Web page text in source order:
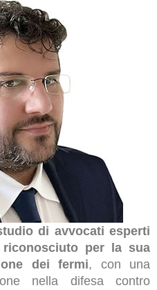
di avvocati esperti
per la sua
dei fermi, con una
nella difesa contro